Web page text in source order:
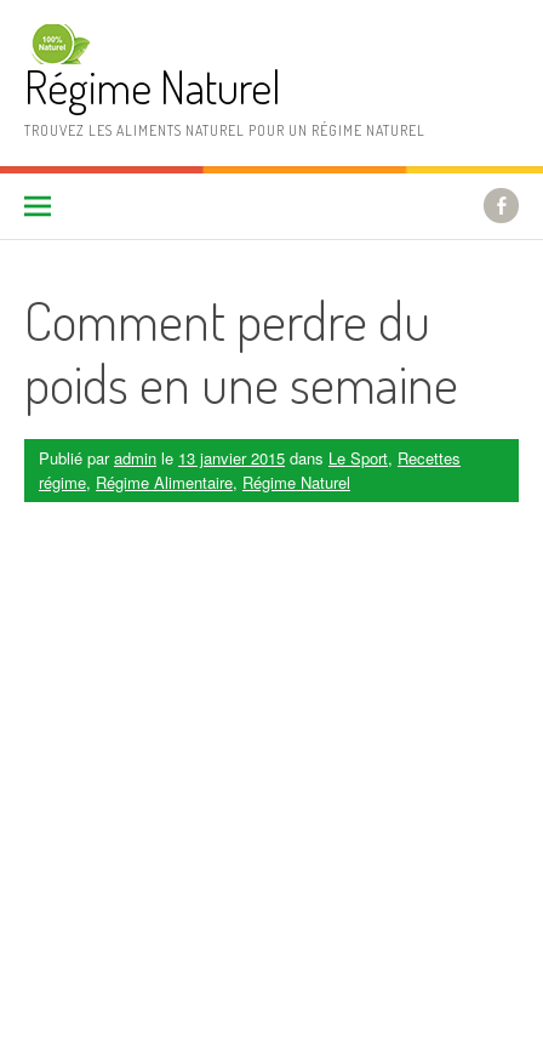
Régime Naturel
TROUVEZ LES ALIMENTS NATUREL POUR UN RÉGIME NATUREL
Comment perdre du
poids en une semaine
Publié paradmin le 13 janvier 2015 dans Le Sport, Recettes
régime, Régime Alimentaire, Régime Naturel